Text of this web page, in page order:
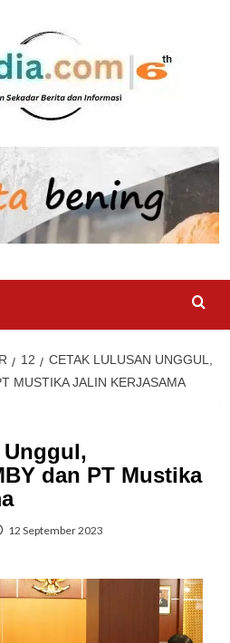
12
CETAK LULUSAN UNGGUL,
MUSTIKA JALIN KERJASAMA
dan PT Mustika
12 September 2023